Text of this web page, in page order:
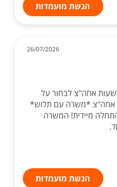
הגשת מועמדות
26/07/2026
אחה"צ לבחור על
אחה"צ *משרה עם תלוש*
מיידית! המשרה
הגשת מועמדות